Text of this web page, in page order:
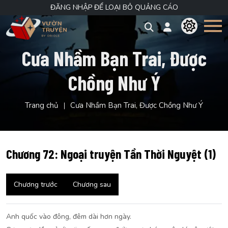
ĐĂNG NHẬP ĐỂ LOẠI BỎ QUẢNG CÁO
Cưa Nhầm Bạn Trai, Được
Chồng Như Ý
Trang chủ Cưa Nhầm Bạn Trai, Được Chồng Như Ý
Chương 72: Ngoại truyện Tần Thời Nguyệt (1)
Chương trước Chương sau
Anh quốc vào đông, đêm dài hơn ngày.